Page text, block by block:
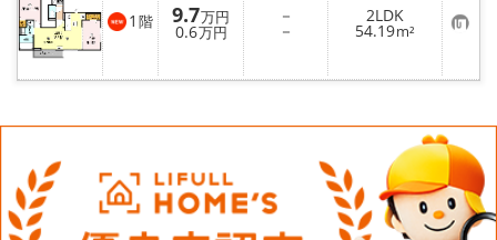
1 階 9.7万円
0.6万円
－
－
2LDK
54.19m² お
気
に
入
録